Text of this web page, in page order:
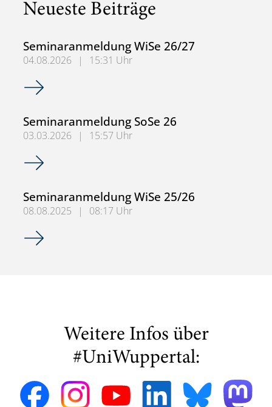
Neueste Beiträge
Seminaranmeldung WiSe 26/27
04.08.2026 |
15:31 Uhr
Seminaranmeldung WiSe 26/27
Seminaranmeldung SoSe 26
03.03.2026 |
15:57 Uhr
Seminaranmeldung SoSe 26
Seminaranmeldung WiSe 25/26
08.08.2025 |
08:17 Uhr
Seminaranmeldung WiSe 25/26
Weitere Infos über
#UniWuppertal: